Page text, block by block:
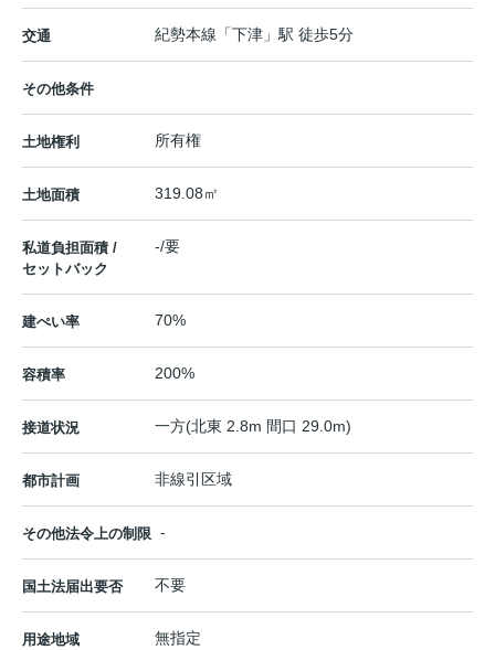
交通 紀勢本線 「下津 」駅 徒歩5分
その他条件
土地権利 所有権
土地面積 319.08㎡
私道負担面積 /
セットバック
-/要
建ぺい率 70%
容積率 200%
接道状況 一方(北東 2.8m 間口 29.0m)
都市計画 非線引区域
その他法令上の制限 -
国土法届出要否 不要
用途地域 無指定